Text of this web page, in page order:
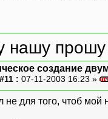
нашу
создание
: 07-11-2003 16:23 »
не для того, чтоб мой